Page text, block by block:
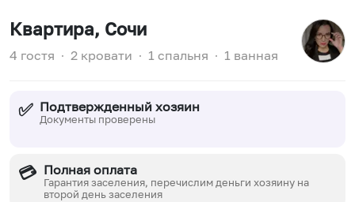
Квартира, Сочи
4 гостя ∙ 2 кровати ∙ 1 спальня ∙ 1 ванная
✅ Подтвержденный хозяин
Документы проверены
💳 Полная оплата
Гарантия заселения, перечислим деньги хозяину на
второй день заселения